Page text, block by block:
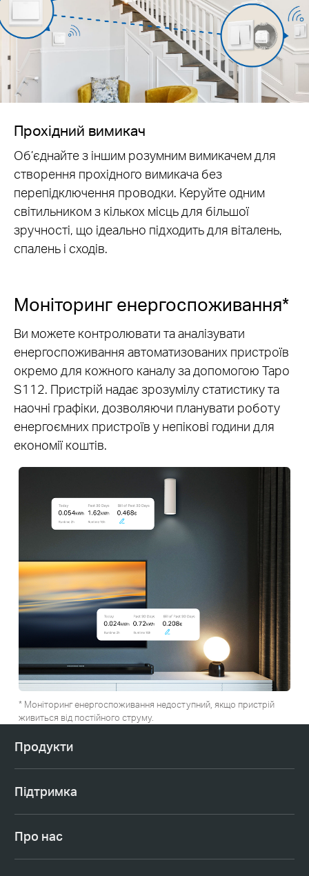
Прохідний вимикач
Об’єднайте з іншим розумним вимикачем для
створення прохідного вимикача без
перепідключення проводки. Керуйте одним
світильником з кількох місць для більшої
зручності, що ідеально підходить для віталень,
спалень і сходів.
Моніторинг енергоспоживання*
Ви можете контролювати та аналізувати
енергоспоживання автоматизованих пристроїв
окремо для кожного каналу за допомогою Tapo
S112. Пристрій надає зрозумілу статистику та
наочні графіки, дозволяючи планувати роботу
енергоємних пристроїв у непікові години для
економії коштів.
* Моніторинг енергоспоживання недоступний, якщо пристрій
живиться від постійного струму.
Продукти
Підтримка
Про нас